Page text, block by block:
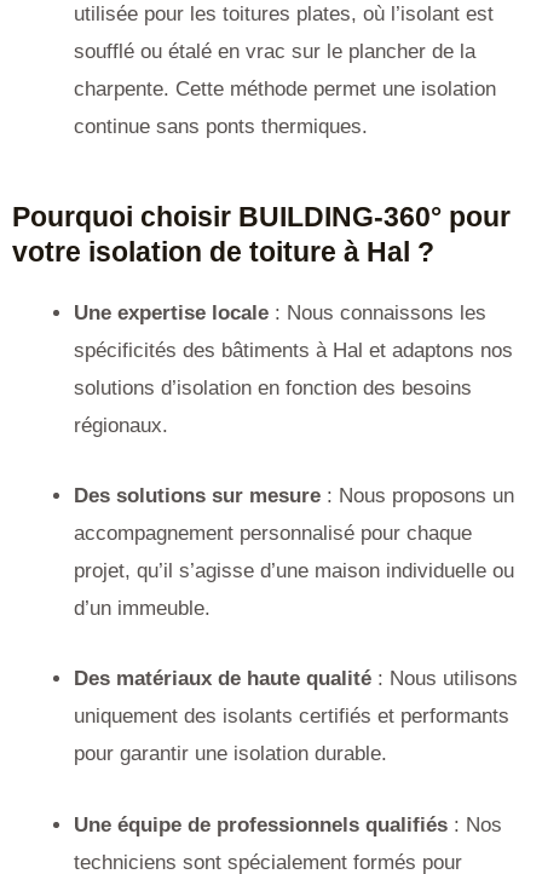
utilisée pour les toitures plates, où l’isolant est
soufflé ou étalé en vrac sur le plancher de la
charpente. Cette méthode permet une isolation
continue sans ponts thermiques.
Pourquoi choisir BUILDING-360° pour
votre isolation de toiture à Hal ?
Une expertise locale : Nous connaissons les
spécificités des bâtiments à Hal et adaptons nos
solutions d’isolation en fonction des besoins
régionaux.
Des solutions sur mesure : Nous proposons un
accompagnement personnalisé pour chaque
projet, qu’il s’agisse d’une maison individuelle ou
d’un immeuble.
Des matériaux de haute qualité : Nous utilisons
uniquement des isolants certifiés et performants
pour garantir une isolation durable.
Une équipe de professionnels qualifiés : Nos
techniciens sont spécialement formés pour